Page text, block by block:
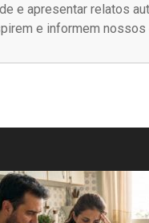
e apresentar relatos
e informem nossos